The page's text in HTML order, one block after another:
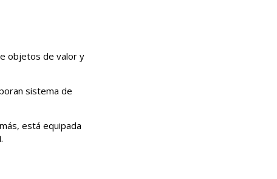
objetos de valor y
sistema de
está equipada